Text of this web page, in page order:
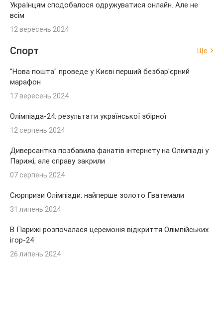
Українцям сподобалося одружуватися онлайн. Але не
всім
12 вересень 2024
Спорт Ще
"Нова пошта" проведе у Києві перший безбар'єрний
марафон
17 вересень 2024
Олімпіада-24: результати української збірної
12 серпень 2024
Диверсантка позбавила фанатів інтернету на Олімпіаді у
Парижі, але справу закрили
07 серпень 2024
Сюрпризи Олімпіади: найперше золото Гватемали
31 липень 2024
В Парижі розпочалася церемонія відкриття Олімпійських
ігор-24
26 липень 2024